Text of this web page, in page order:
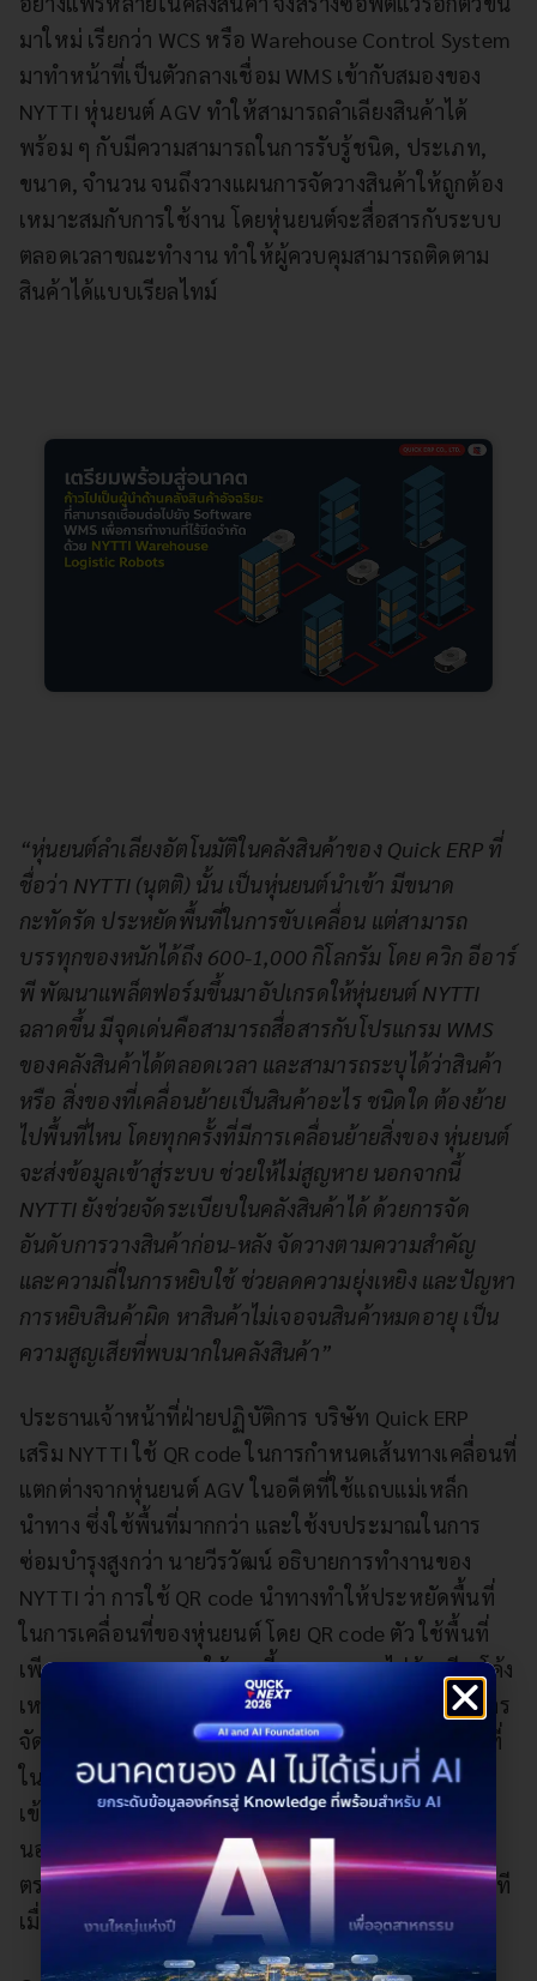
มาใหม่ เรียกว่า WCS หรือ Warehouse Control System
มาทำหน้าที่เป็นตัวกลางเชื่อม WMS เข้ากับสมองของ
NYTTI หุ่นยนต์ AGV ทำให้สามารถลำเลียงสินค้าได้
พร้อม ๆ กับมีความสามารถในการรับรู้ชนิด, ประเภท,
ขนาด, จำนวน จนถึงวางแผนการจัดวางสินค้าให้ถูกต้อง
เหมาะสมกับการใช้งาน โดยหุ่นยนต์จะสื่อสารกับระบบ
ตลอดเวลาขณะทำงาน ทำให้ผู้ควบคุมสามารถติดตาม
สินค้าได้แบบเรียลไทม์
“หุ่นยนต์ลำเลียงอัตโนมัติในคลังสินค้าของ Quick ERP ที่
ชื่อว่า NYTTI (นุตติ) นั้น เป็นหุ่นยนต์นำเข้า มีขนาด
กะทัดรัด ประหยัดพื้นที่ในการขับเคลื่อน แต่สามารถ
บรรทุกของหนักได้ถึง 600-1,000 กิโลกรัม โดย ควิก อีอาร์
พี พัฒนาแพล็ตฟอร์มขึ้นมาอัปเกรดให้หุ่นยนต์ NYTTI
ฉลาดขึ้น มีจุดเด่นคือสามารถสื่อสารกับโปรแกรม WMS
ของคลังสินค้าได้ตลอดเวลา และสามารถระบุได้ว่าสินค้า
หรือ สิ่งของที่เคลื่อนย้ายเป็นสินค้าอะไร ชนิดใด ต้องย้าย
ไปพื้นที่ไหน โดยทุกครั้งที่มีการเคลื่อนย้ายสิ่งของ หุ่นยนต์
จะส่งข้อมูลเข้าสู่ระบบ ช่วยให้ไม่สูญหาย นอกจากนี้
NYTTI ยังช่วยจัดระเบียบในคลังสินค้าได้ ด้วยการจัด
อันดับการวางสินค้าก่อน-หลัง จัดวางตามความสำคัญ
และความถี่ในการหยิบใช้ ช่วยลดความยุ่งเหยิง และปัญหา
การหยิบสินค้าผิด หาสินค้าไม่เจอจนสินค้าหมดอายุ เป็น
ความสูญเสียที่พบมากในคลังสินค้า”
ประธานเจ้าหน้าที่ฝ่ายปฏิบัติการ บริษัท Quick ERP
เสริม NYTTI ใช้ QR code ในการกำหนดเส้นทางเคลื่อนที่
แตกต่างจากหุ่นยนต์ AGV ในอดีตที่ใช้แถบแม่เหล็ก
นำทาง ซึ่งใช้พื้นที่มากกว่า และใช้งบประมาณในการ
ซ่อมบำรุงสูงกว่า นายวีรวัฒน์ อธิบายการทำงานของ
NYTTI ว่า การใช้ QR code นำทางทำให้ประหยัดพื้นที่
ในการเคลื่อนที่ของหุ่นยนต์ โดย QR code ตัว ใช้พื้นที่
เพียง 1.10 เมตร และใช้มุมเลี้ยว 90 องศา ไม่ต้องตีวงโค้ง
เหมือนในอดีต ประหยัดพื้นที่ในการเคลื่อนที่ ขณะที่การ
จัดวางแร็ค (rack) สามารถวางชิดเรียงต่อกันได้ ใช้พื้นที่
ในคลังสินค้าได้คุ้มค่ามากขึ้น โดยหุ่นยนต์จะเคลื่อนที่
เข้าไปใต้แร็ค แล้วยกแร็คไปวางยังสเตชันที่กำหนด
นอกจากนี้ ยังมีระบบความปลอดภัย ติดตั้งเซ็นเซอร์
ตรวจจับ เมื่อมีคนหรือวัตถุเคลื่อนที่ตัดหน้า จะหยุดทันที
เมื่อปลอดภัยแล้วจึงเคลื่อนที่ต่อ